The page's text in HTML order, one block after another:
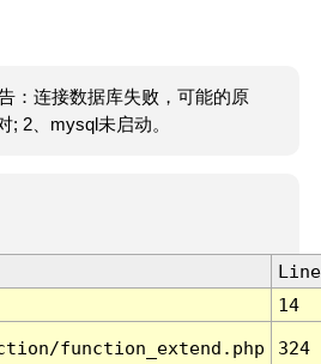
：连接数据库失败，可能的原
; 2、mysql未启动。
Line
14
function_extend.php 324